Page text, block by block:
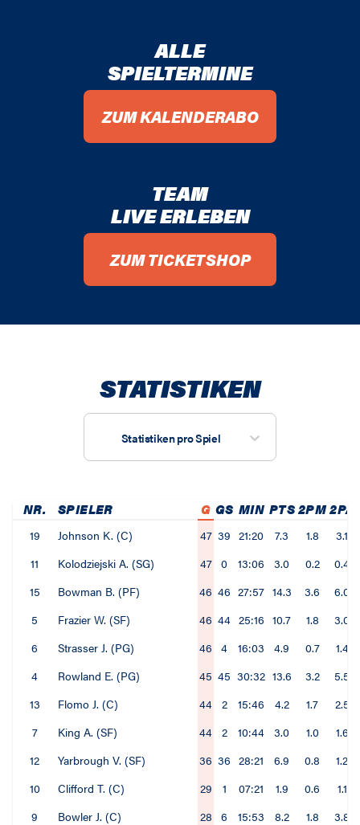
ALLE
SPIELTERMINE
ZUM KALENDERABO
TEAM
LIVE ERLEBEN
ZUM TICKETSHOP
STATISTIKEN
Statistiken pro Spiel
NR. SPIELER G GS MIN PTS2PM2PA
19 Johnson K. (C) 47 39 21:20 7.3 1.8
3.1
11
Kolodziejski A. (SG) 47 0 13:06 3.0 0.2
0.4
15
Bowman B. (PF) 46 46 27:57 14.3 3.6 6.0
5
Frazier W. (SF) 46 44 25:16 10.7 1.8
3.0
6
Strasser J. (PG) 46 4 16:03 4.9 0.7 1.4
4
Rowland E. (PG) 45 45 30:32 13.6 3.2
5.5
13
Flomo J. (C) 44 2 15:46 4.2 1.7 2.5
7
King A. (SF) 44 2 10:44 3.0 1.0 1.6
12
Yarbrough V. (SF) 36 36 28:21 6.9 0.8
1.2
10
Clifford T. (C) 29 1 07:21 1.9 0.6
1.1
9
Bowler J. (C) 28 6 15:53 8.2 1.8
3.8